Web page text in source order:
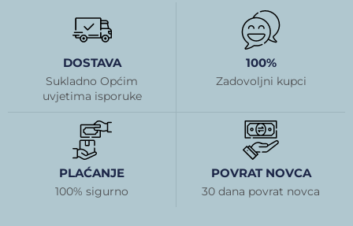
DOSTAVA
Sukladno Općim
uvjetima isporuke
100%
Zadovoljni kupci
PLAĆANJE
100% sigurno
POVRAT NOVCA
30 dana povrat novca